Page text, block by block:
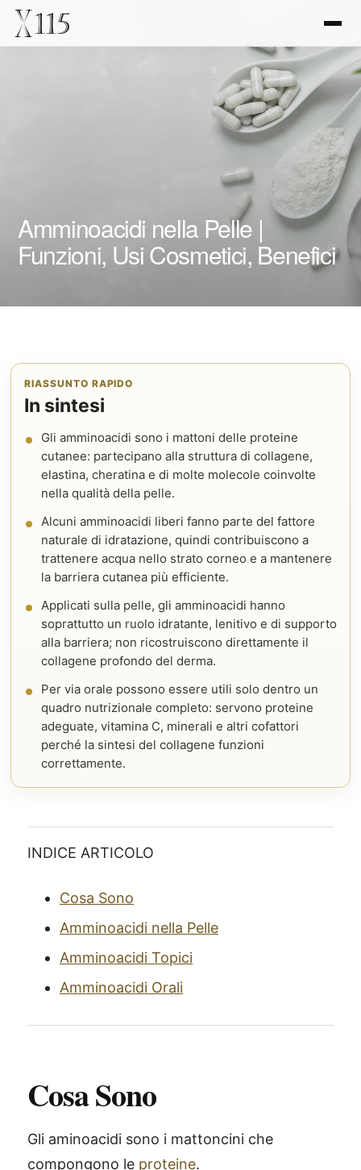
Amminoacidi nella Pelle |
Funzioni, Usi Cosmetici, Benefici
RIASSUNTO RAPIDO
In sintesi
Gli amminoacidi sono i mattoni delle proteine
cutanee: partecipano alla struttura di collagene,
elastina, cheratina e di molte molecole coinvolte
nella qualità della pelle.
Alcuni amminoacidi liberi fanno parte del fattore
naturale di idratazione, quindi contribuiscono a
trattenere acqua nello strato corneo e a mantenere
la barriera cutanea più efficiente.
Applicati sulla pelle, gli amminoacidi hanno
soprattutto un ruolo idratante, lenitivo e di supporto
alla barriera; non ricostruiscono direttamente il
collagene profondo del derma.
Per via orale possono essere utili solo dentro un
quadro nutrizionale completo: servono proteine
adeguate, vitamina C, minerali e altri cofattori
perché la sintesi del collagene funzioni
correttamente.
INDICE ARTICOLO
Cosa Sono
Amminoacidi nella Pelle
Amminoacidi Topici
Amminoacidi Orali
Cosa Sono
Gli aminoacidi sono i mattoncini che
compongono le proteine.